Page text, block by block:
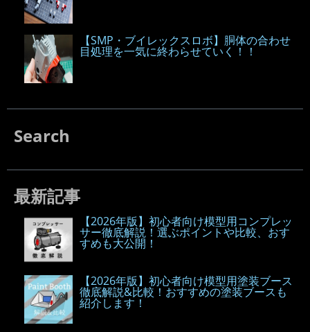
【SMP・ブイレックスロボ】胴体の合わせ
目処理を一気に終わらせていく！！
Search
最新記事
【2026年版】初心者向け模型用コンプレッ
サー徹底解説！選ぶポイントや比較、おす
すめも大公開！
【2026年版】初心者向け模型用塗装ブース
徹底解説&比較！おすすめの塗装ブースも
紹介します！